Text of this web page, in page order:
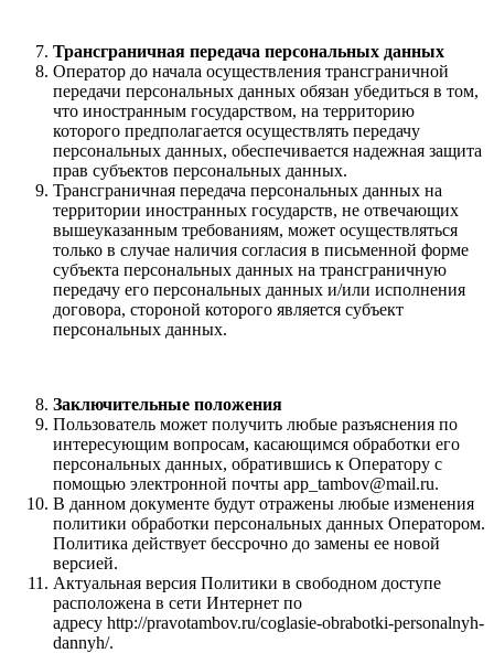
Трансграничная передача персональных данных
Оператор до начала осуществления трансграничной
передачи персональных данных обязан убедиться в том,
что иностранным государством, на территорию
которого предполагается осуществлять передачу
персональных данных, обеспечивается надежная защита
прав субъектов персональных данных.
Трансграничная передача персональных данных на
территории иностранных государств, не отвечающих
вышеуказанным требованиям, может осуществляться
только в случае наличия согласия в письменной форме
субъекта персональных данных на трансграничную
передачу его персональных данных и/или исполнения
договора, стороной которого является субъект
персональных данных.
Заключительные положения
Пользователь может получить любые разъяснения по
интересующим вопросам, касающимся обработки его
персональных данных, обратившись к Оператору с
помощью электронной почты app_tambov@mail.ru.
В данном документе будут отражены любые изменения
политики обработки персональных данных Оператором.
Политика действует бессрочно до замены ее новой
версией.
Актуальная версия Политики в свободном доступе
расположена в сети Интернет по
адресу http://pravotambov.ru/coglasie-obrabotki-personalnyh-
dannyh/.